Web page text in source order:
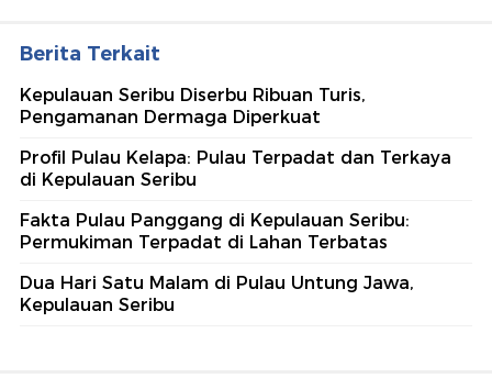
Berita Terkait
Kepulauan Seribu Diserbu Ribuan Turis,
Pengamanan Dermaga Diperkuat
Profil Pulau Kelapa: Pulau Terpadat dan Terkaya
di Kepulauan Seribu
Fakta Pulau Panggang di Kepulauan Seribu:
Permukiman Terpadat di Lahan Terbatas
Dua Hari Satu Malam di Pulau Untung Jawa,
Kepulauan Seribu